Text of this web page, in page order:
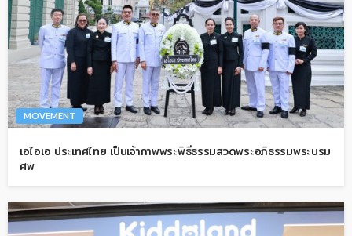
MOVEMENT
เอไอเอ ประเทศไทย เป็นเจ้าภาพพระพิธีธรรมสวดพระอภิธรรมพระบรม
ศพ